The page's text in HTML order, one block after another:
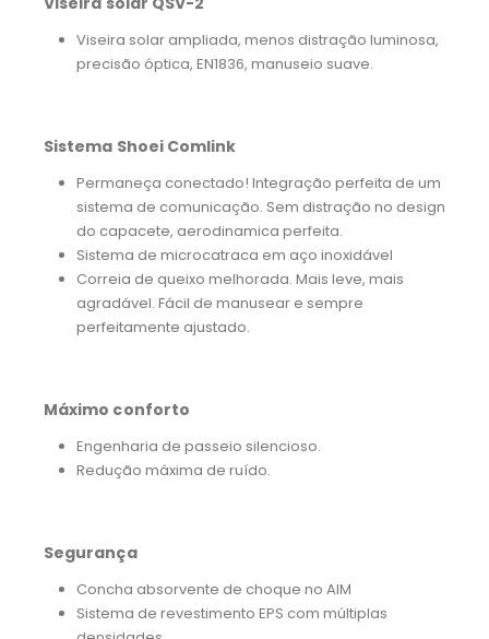
Viseira solar ampliada, menos distração luminosa,
precisão óptica, EN1836, manuseio suave.
Sistema Shoei Comlink
Permaneça conectado! Integração perfeita de um
sistema de comunicação. Sem distração no design
do capacete, aerodinamica perfeita.
Sistema de microcatraca em aço inoxidável
Correia de queixo melhorada. Mais leve, mais
agradável. Fácil de manusear e sempre
perfeitamente ajustado.
Máximo conforto
Engenharia de passeio silencioso.
Redução máxima de ruído.
Segurança
Concha absorvente de choque no AIM
Sistema de revestimento EPS com múltiplas